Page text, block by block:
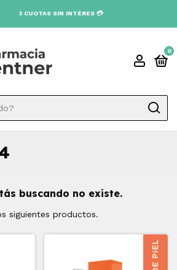
0
buscando no existe.
siguientes productos.